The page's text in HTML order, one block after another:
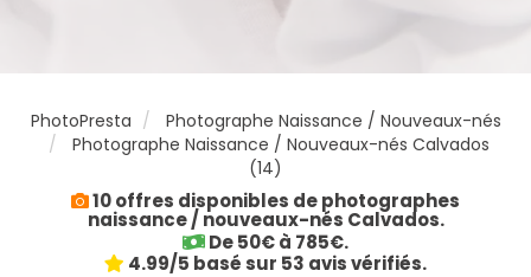
PhotoPresta
Photographe Naissance / Nouveaux-nés
Photographe Naissance / Nouveaux-nés Calvados
(14)
10 offres disponibles de photographes
naissance / nouveaux-nés Calvados.
De 50€ à 785€.
4.99/5 basé sur 53 avis vérifiés.